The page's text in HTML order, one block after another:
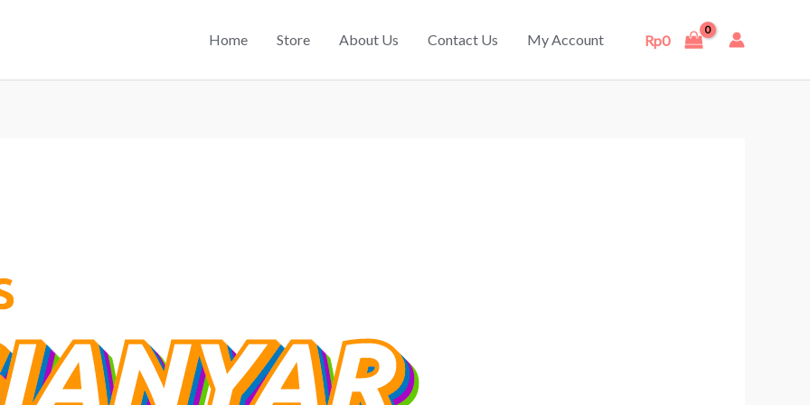
Home Store About Us Contact Us My Account Rp0